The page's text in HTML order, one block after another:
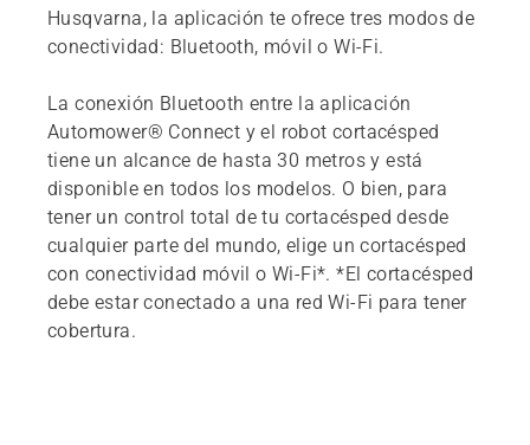
Husqvarna, la aplicación te ofrece tres modos de
conectividad: Bluetooth, móvil o Wi-Fi.
La conexión Bluetooth entre la aplicación
Automower® Connect y el robot cortacésped
tiene un alcance de hasta 30 metros y está
disponible en todos los modelos. O bien, para
tener un control total de tu cortacésped desde
cualquier parte del mundo, elige un cortacésped
con conectividad móvil o Wi-Fi*. *El cortacésped
debe estar conectado a una red Wi-Fi para tener
cobertura.